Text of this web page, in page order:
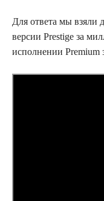
Для ответа мы взяли
версии Prestige за
исполнении Premium